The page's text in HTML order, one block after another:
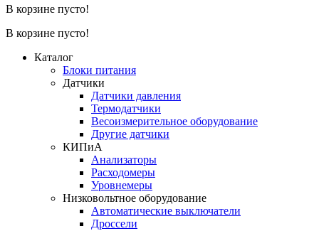
В корзине пусто!
В корзине пусто!
Каталог
Блоки питания
Датчики
Датчики давления
Термодатчики
Весоизмерительное оборудование
Другие датчики
КИПиА
Анализаторы
Расходомеры
Уровнемеры
Низковольтное оборудование
Автоматические выключатели
Дроссели